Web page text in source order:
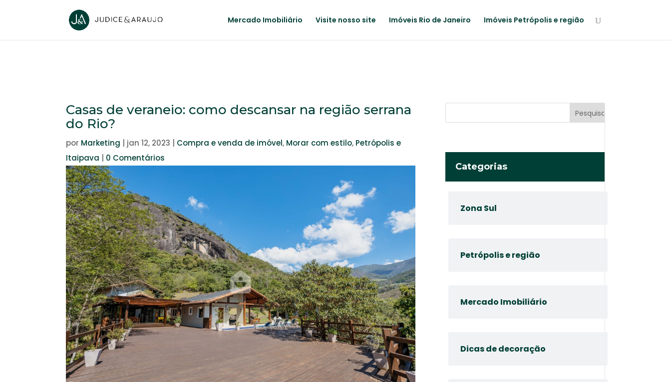
Mercado Imobiliário Visite nosso site Imóveis Rio de Janeiro Imóveis Petrópolis e região
Casas de veraneio: como descansar na região serrana
do Rio?
por Marketing jan 12, 2023 Compra e venda de imóvel, Morar com estilo, Petrópolis e
Itaipava
0 Comentários
Categorias
Zona Sul
Petrópolis e região
Mercado Imobiliário
Dicas de decoração